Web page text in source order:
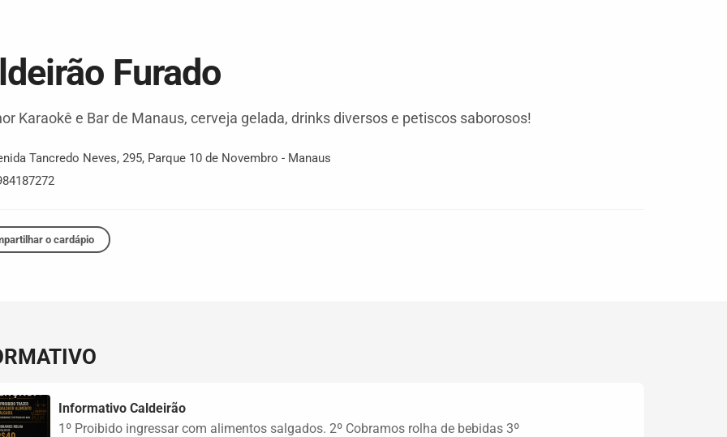
Furado
Karaokê e Bar de Manaus, cerveja gelada, drinks diversos e petiscos saborosos!
Tancredo Neves, 295, Parque 10 de Novembro - Manaus
o cardápio
Informativo Caldeirão
1º Proibido ingressar com alimentos salgados. 2º Cobramos rolha de bebidas 3º